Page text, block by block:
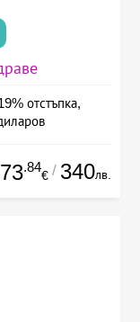
отстъпка,
.84
€ / 340лв.